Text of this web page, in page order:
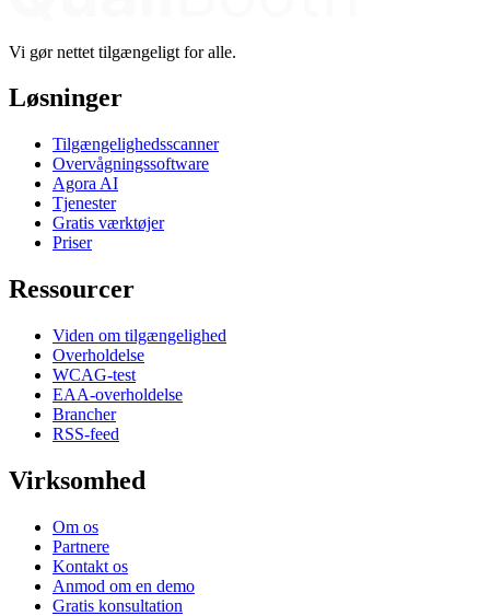
Vi gør nettet tilgængeligt for alle.
Løsninger
Tilgængelighedsscanner
Overvågningssoftware
Agora AI
Tjenester
Gratis værktøjer
Priser
Ressourcer
Viden om tilgængelighed
Overholdelse
WCAG-test
EAA-overholdelse
Brancher
RSS-feed
Virksomhed
Om os
Partnere
Kontakt os
Anmod om en demo
Gratis konsultation